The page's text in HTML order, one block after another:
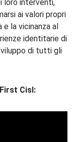
loro interventi,
ai valori propri
la vicinanza al
identitarie di
di tutti gli
Cisl: